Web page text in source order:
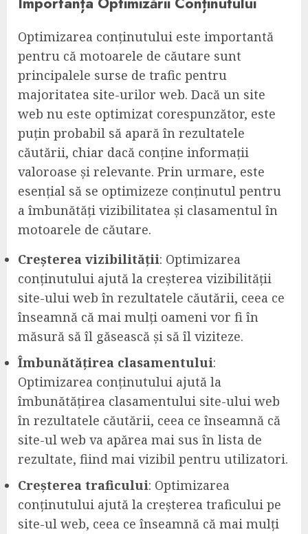
Optimizarea conținutului este importantă
pentru că motoarele de căutare sunt
principalele surse de trafic pentru
majoritatea site-urilor web. Dacă un site
web nu este optimizat corespunzător, este
puțin probabil să apară în rezultatele
căutării, chiar dacă conține informații
valoroase și relevante. Prin urmare, este
esențial să se optimizeze conținutul pentru
a îmbunătăți vizibilitatea și clasamentul în
motoarele de căutare.
Creșterea vizibilității: Optimizarea
conținutului ajută la creșterea vizibilității
site-ului web în rezultatele căutării, ceea ce
înseamnă că mai mulți oameni vor fi în
măsură să îl găsească și să îl viziteze.
Îmbunătățirea clasamentului:
Optimizarea conținutului ajută la
îmbunătățirea clasamentului site-ului web
în rezultatele căutării, ceea ce înseamnă că
site-ul web va apărea mai sus în lista de
rezultate, fiind mai vizibil pentru utilizatori.
Creșterea traficului: Optimizarea
conținutului ajută la creșterea traficului pe
site-ul web, ceea ce înseamnă că mai mulți